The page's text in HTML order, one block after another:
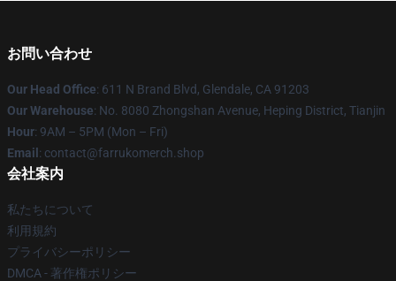
お問い合わせ
Our Head Office: 611 N Brand Blvd, Glendale, CA 91203
Our Warehouse: No. 8080 Zhongshan Avenue, Heping District, Tianjin
Hour: 9AM – 5PM (Mon – Fri)
Email : contact@farrukomerch.shop
会社案内
私たちについて
利用規約
プライバシーポリシー
DMCA - 著作権ポリシー